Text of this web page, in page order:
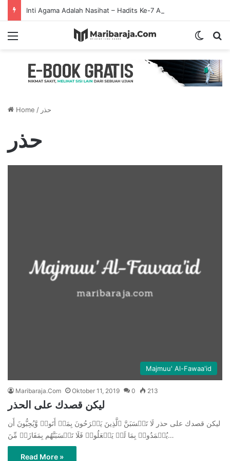
Inti Agama Adalah Nasihat – Hadits Ke-7 Arbain Nawawi
Home / حذر
حذر
Majmuu' Al-Fawaa'id
Maribaraja.Com Oktober 11, 2019 0 213
ليكن قصدك على الحذر
ليكن قصدك على حذر لَا تَحۡسَبَنَّ ٱلَّذِینَ یَفۡرَحُونَ بِمَاۤ أَتَوا۟ وَّیُحِبُّونَ أَن
یُحۡمَدُوا۟ بِمَا لَمۡ یَفۡعَلُوا۟ فَلَا تَحۡسَبَنَّهُم بِمَفَازَةࣲ مِّنَ…
Read More »